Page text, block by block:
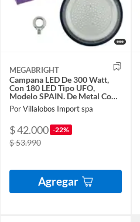
MEGABRIGHT
Campana LED De 300 Watt,
Con 180 LED Tipo UFO,
Modelo SPAIN. De Metal Con
Gancho
Por Villalobos Import spa
$ 42.000 -22%
$ 53.990
Agregar